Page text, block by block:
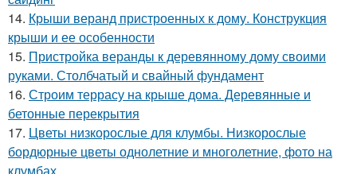
14. Крыши веранд пристроенных к дому. Конструкция
крыши и ее особенности
15. Пристройка веранды к деревянному дому своими
руками. Столбчатый и свайный фундамент
16. Строим террасу на крыше дома. Деревянные и
бетонные перекрытия
17. Цветы низкорослые для клумбы. Низкорослые
бордюрные цветы однолетние и многолетние, фото на
клумбах